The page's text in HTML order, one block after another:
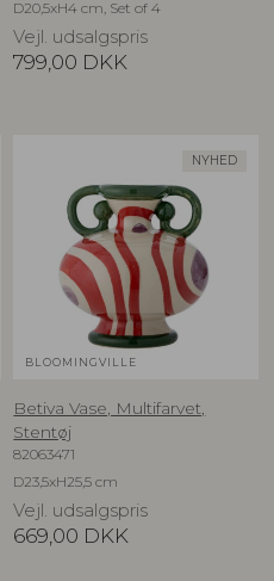
D20,5xH4 cm, Set of 4
Vejl. udsalgspris
799,00 DKK
NYHED
BLOOMINGVILLE
Betiva Vase, Multifarvet,
Stentøj
82063471
D23,5xH25,5 cm
Vejl. udsalgspris
669,00 DKK